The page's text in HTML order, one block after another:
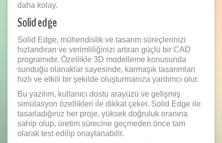
daha kolay.
Solid edge
Solid Edge, mühendislik ve tasarım süreçlerinizi
hızlandıran ve verimliliğinizi artıran güçlü bir CAD
programıdır. Özellikle 3D modelleme konusunda
sunduğu olanaklar sayesinde, karmaşık tasarımları
hızlı ve etkili bir şekilde oluşturmanıza yardımcı olur.
Bu yazılım, kullanıcı dostu arayüzü ve gelişmiş
simülasyon özellikleri ile dikkat çeker. Solid Edge ile
tasarladığınız her proje, yüksek doğruluk oranına
sahip olup, üretim sürecine geçmeden önce tam
olarak test edilip onaylanabilir.